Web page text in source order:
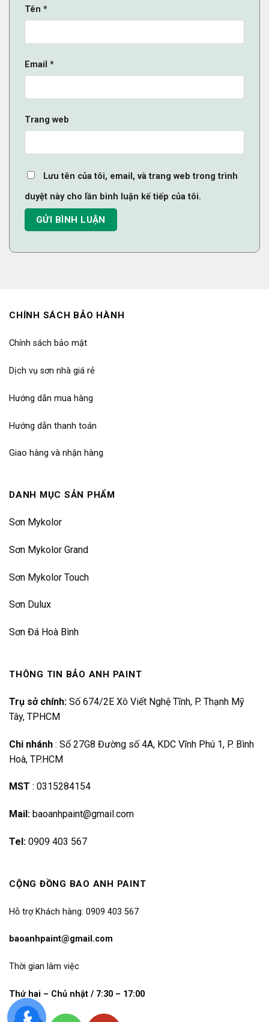
Tên *
Email *
Trang web
Lưu tên của tôi, email, và trang web trong trình
duyệt này cho lần bình luận kế tiếp của tôi.
CHÍNH SÁCH BẢO HÀNH
Chính sách bảo mật
Dịch vụ sơn nhà giá rẻ
Hướng dẫn mua hàng
Hướng dẫn thanh toán
Giao hàng và nhận hàng
DANH MỤC SẢN PHẨM
Sơn Mykolor
Sơn Mykolor Grand
Sơn Mykolor Touch
Sơn Dulux
Sơn Đá Hoà Bình
THÔNG TIN BẢO ANH PAINT
Trụ sở chính: Số 674/2E Xô Viết Nghệ Tĩnh, P. Thạnh Mỹ
Tây, TPHCM
Chi nhánh : Số 27G8 Đường số 4A, KDC Vĩnh Phú 1, P. Bình
Hoà, TP.HCM
MST : 0315284154
Mail: baoanhpaint@gmail.com
Tel: 0909 403 567
CỘNG ĐỒNG BAO ANH PAINT
Hỗ trợ Khách hàng: 0909 403 567
baoanhpaint@gmail.com
Thời gian làm việc
Thứ hai – Chủ nhật / 7:30 – 17:00